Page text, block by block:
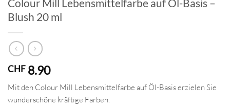
Colour Mill Lebensmittelfarbe auf Öl-Basis –
Blush 20 ml
CHF 8.90
Mit den Colour Mill Lebensmittelfarbe auf Öl-Basis erzielen Sie
wunderschöne kräftige Farben.